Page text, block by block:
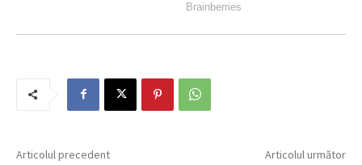
Articolul precedent Articolul următor